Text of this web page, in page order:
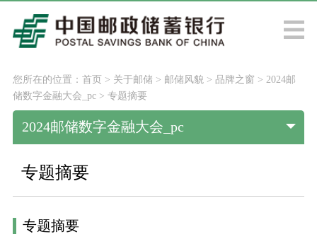
您所在的位置： 首页> 关于邮储 > 邮储风貌 > 品牌之窗 > 2024邮
储数字金融大会_pc> 专题摘要
2024邮储数字金融大会_pc
专题摘要
专题摘要